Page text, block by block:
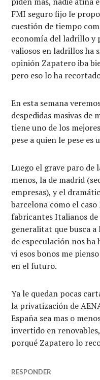
FMI seguro fijo le
cuestión de tiempo
economía del ladrillo y
valiosos en ladrillos ha
opinión Zapatero iba
pero eso lo ha
En esta semana
despedidas masivas de
tiene uno de los
pese a quien le pese es
Luego el grave paro de
menos, la de madrid
empresas), y el
barcelona como el caso
fabricantes Italianos
generalitat que busca a
de especulación nos ha
vi esos bonos me
en el futuro.
Ya le quedan pocas
la privatización de
España sea mas o
invertido en
porqué Zapatero lo
RESPONDER